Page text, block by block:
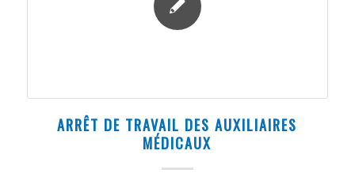
ARRÊT DE TRAVAIL DES AUXILIAIRES
MÉDICAUX